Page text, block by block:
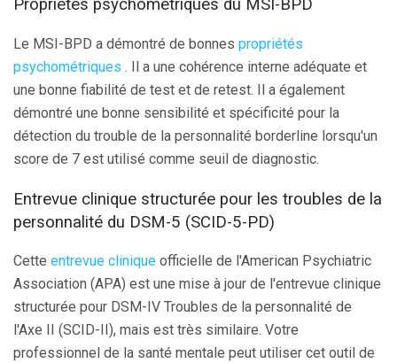
Propriétés psychométriques du MSI-BPD
Le MSI-BPD a démontré de bonnes propriétés
psychométriques . Il a une cohérence interne adéquate et
une bonne fiabilité de test et de retest. Il a également
démontré une bonne sensibilité et spécificité pour la
détection du trouble de la personnalité borderline lorsqu'un
score de 7 est utilisé comme seuil de diagnostic.
Entrevue clinique structurée pour les troubles de la
personnalité du DSM-5 (SCID-5-PD)
Cette entrevue clinique officielle de l'American Psychiatric
Association (APA) est une mise à jour de l'entrevue clinique
structurée pour DSM-IV Troubles de la personnalité de
l'Axe II (SCID-II), mais est très similaire. Votre
professionnel de la santé mentale peut utiliser cet outil de